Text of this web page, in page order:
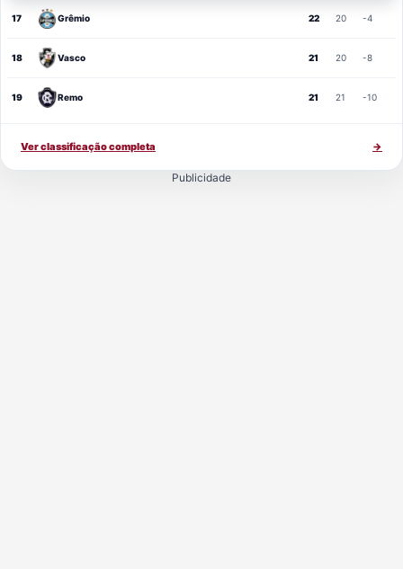
17 Grêmio 22 20 -4
18 Vasco 21 20 -8
19 Remo 21 21 -10
Ver classificação completa →
Publicidade